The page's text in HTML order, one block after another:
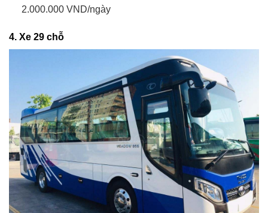
2.000.000 VND/ngày
4. Xe 29 chỗ